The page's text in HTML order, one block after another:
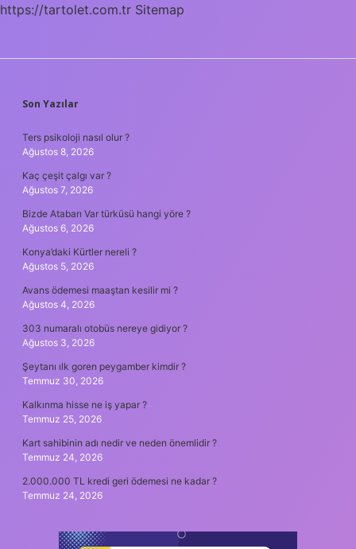
https://tartolet.com.tr Sitemap
SIDEBAR
Son Yazılar
Ters psikoloji nasıl olur ?
Ağustos 8, 2026
Kaç çeşit çalgı var ?
Ağustos 7, 2026
Bizde Atabarı Var türküsü hangi yöre ?
Ağustos 6, 2026
Konya’daki Kürtler nereli ?
Ağustos 5, 2026
Avans ödemesi maaştan kesilir mi ?
Ağustos 4, 2026
303 numaralı otobüs nereye gidiyor ?
Ağustos 3, 2026
Şeytanı ılk goren peygamber kimdir ?
Temmuz 30, 2026
Kalkınma hisse ne iş yapar ?
Temmuz 25, 2026
Kart sahibinin adı nedir ve neden önemlidir ?
Temmuz 24, 2026
2.000.000 TL kredi geri ödemesi ne kadar ?
Temmuz 24, 2026